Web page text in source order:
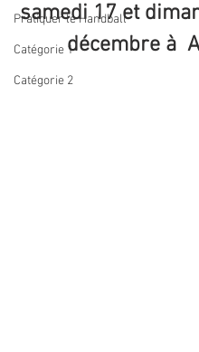
Pratiquer le Handball
Catégorie 1
Catégorie 2
samedi 17 et
décembre à